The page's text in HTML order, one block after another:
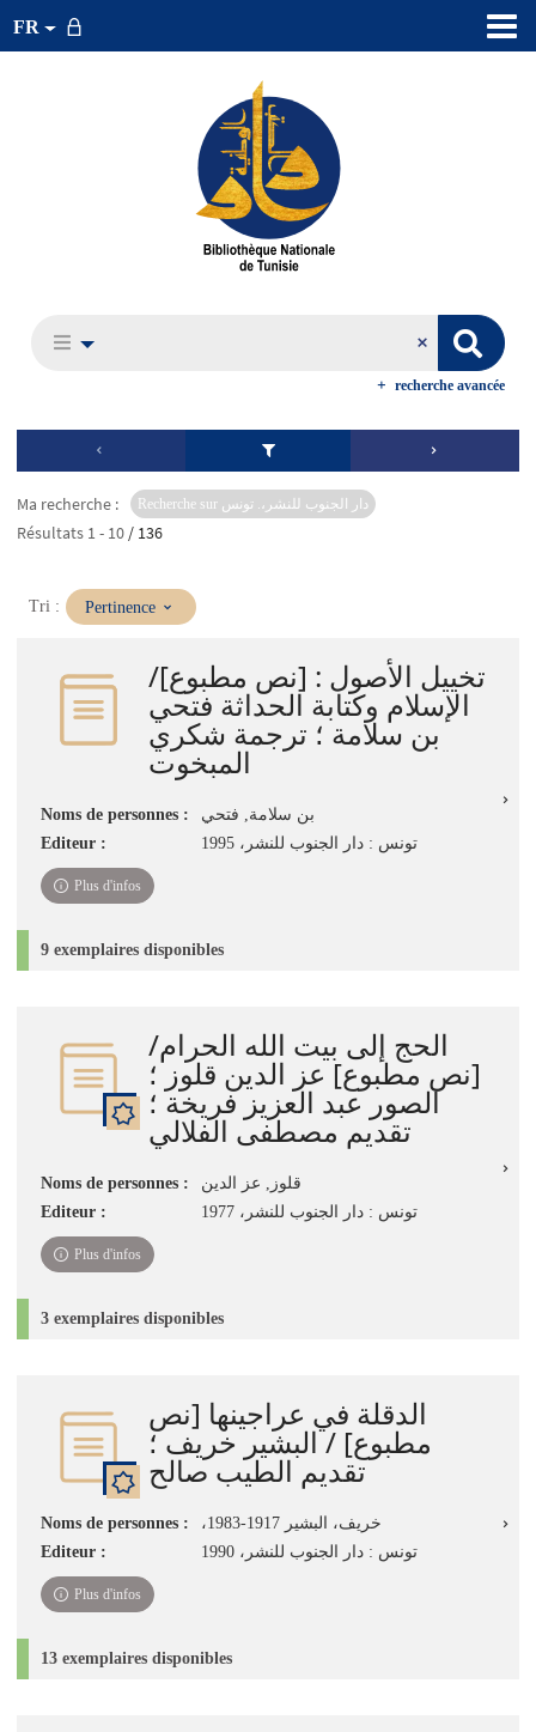
FR
recherche avancée
Ma recherche : Recherche sur دار الجنوب للنشر،. تونس
Résultats 1 - 10 / 136
Tri : (Mise
immédiate)
Pertinence
تخييل الأصول‏ : ‏[نص مطبوع]/
الإسلام وكتابة الحداثة فتحي
بن سلامة ؛ ترجمة شكري
المبخوت
Noms de personnes :
بن سلامة, فتحي‏
Editeur :
تونس : دار الجنوب للنشر‏، ‏1995
Plus d'infos
9 exemplaires disponibles
الحج إلى بيت الله الحرام/
[نص مطبوع] عز الدين قلوز ؛
الصور عبد العزيز فريخة ؛
تقديم مصطفى الفلالي
Noms de personnes :
قلوز, عز الدين
Editeur :
تونس : دار الجنوب للنشر، 1977
Plus d'infos
3 exemplaires disponibles
الدقلة في عراجينها [نص
مطبوع] / البشير خريف ؛
تقديم الطيب صالح
Noms de personnes :
،خريف، البشير 1917-1983
Editeur :
تونس : دار الجنوب للنشر، 1990
Plus d'infos
13 exemplaires disponibles